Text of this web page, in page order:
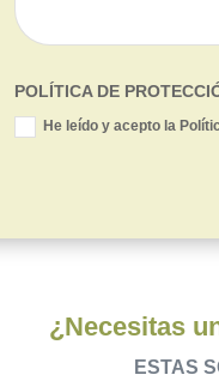
POLÍTICA DE
He leído y acepto la
¿Necesitas
ESTAS